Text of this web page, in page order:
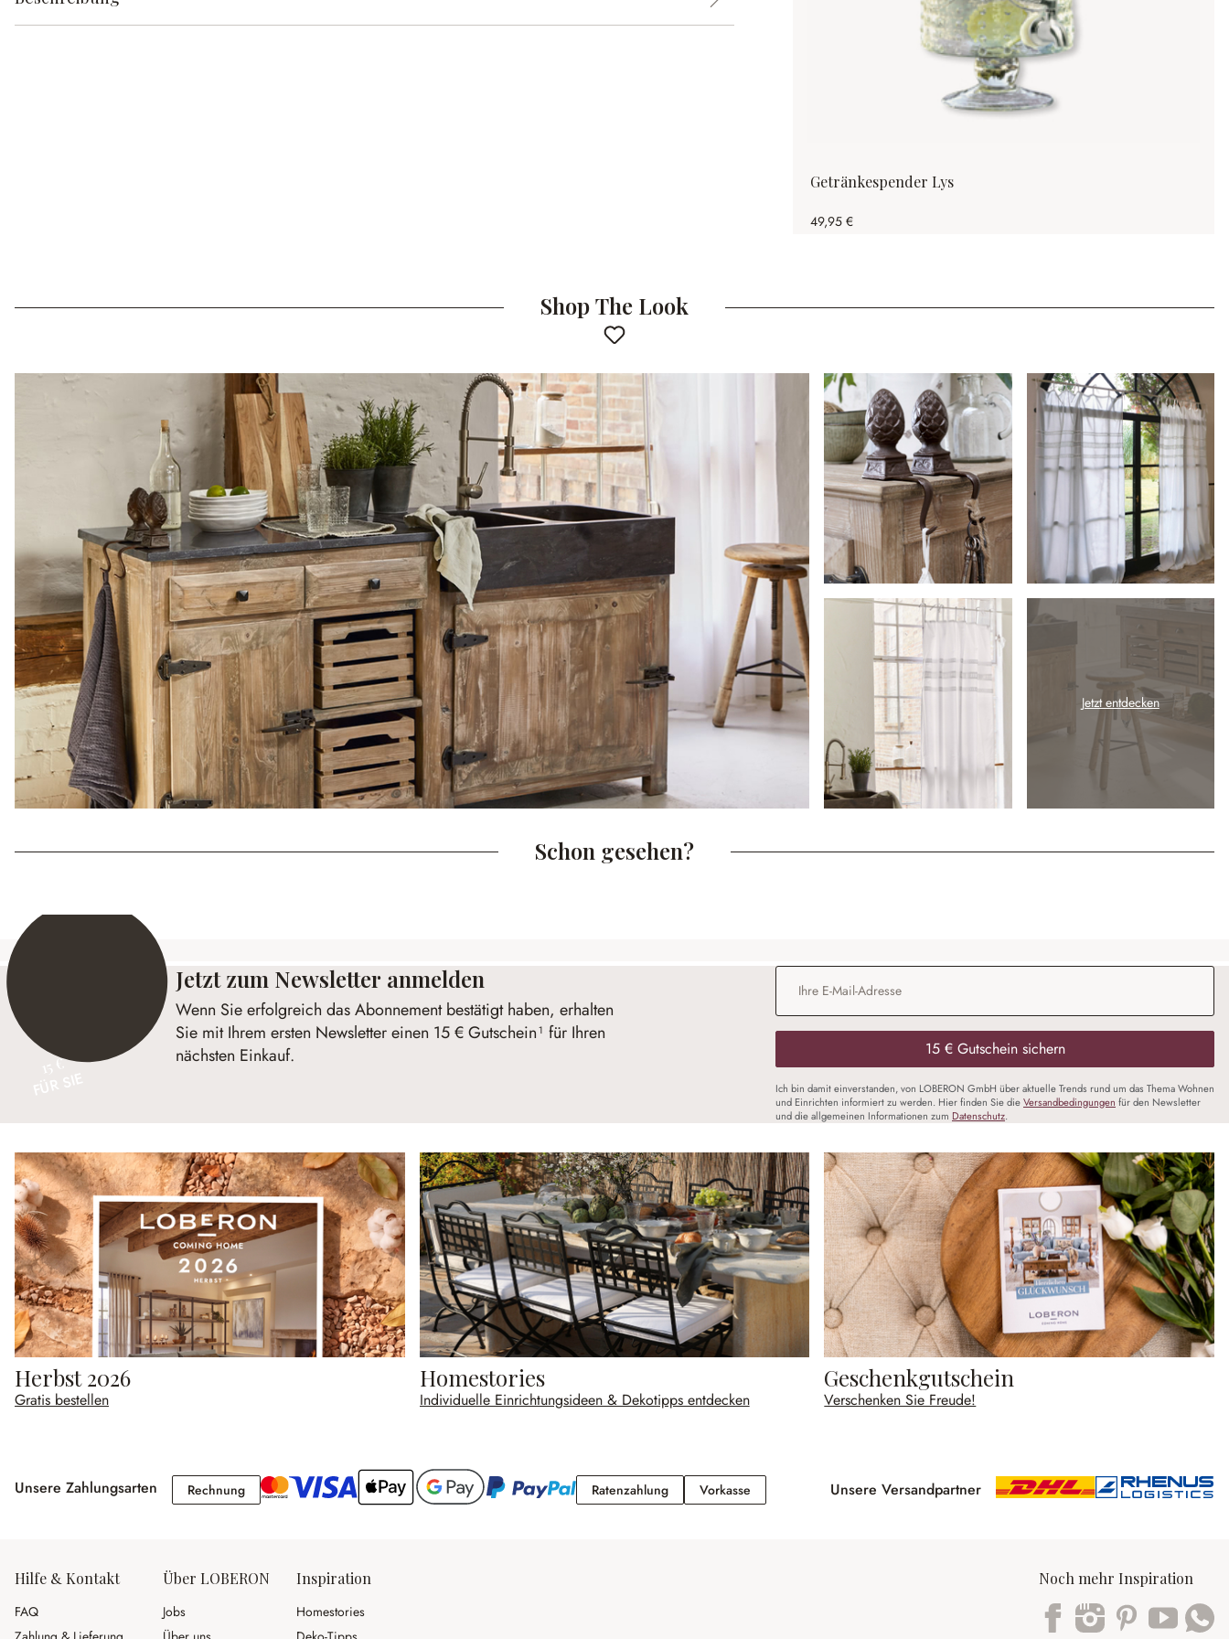
Getränkespender Lys
49,95 €
Shop The Look
Jetzt entdecken
Schon gesehen?
15 €
Jetzt zum Newsletter anmelden
Wenn Sie erfolgreich das Abonnement bestätigt haben, erhalten
Sie mit Ihrem ersten Newsletter einen 15 € Gutschein¹ für Ihren
nächsten Einkauf.
E-Mail-Adresse*
15 € Gutschein sichern
Ich bin damit einverstanden, von LOBERON GmbH über aktuelle Trends rund um das Thema Wohnen
und Einrichten informiert zu werden. Hier finden Sie dieVersandbedingungen für den Newsletter
und die allgemeinen Informationen zum Datenschutz.
Herbst 2026
Gratis bestellen
Homestories
Individuelle Einrichtungsideen & Dekotipps entdecken
Geschenkgutschein
Verschenken Sie Freude!
Unsere Zahlungsarten RechnungRechnung RatenzahlungRatenzahlung
VorkasseVorkasse Unsere Versandpartner
Hilfe & Kontakt
FAQ
Über LOBERON
Jobs
Inspiration
Homestories
Noch mehr Inspiration